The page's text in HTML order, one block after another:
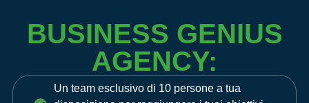
BUSINESS GENIUS
AGENCY:
Un team esclusivo di 10 persone a tua